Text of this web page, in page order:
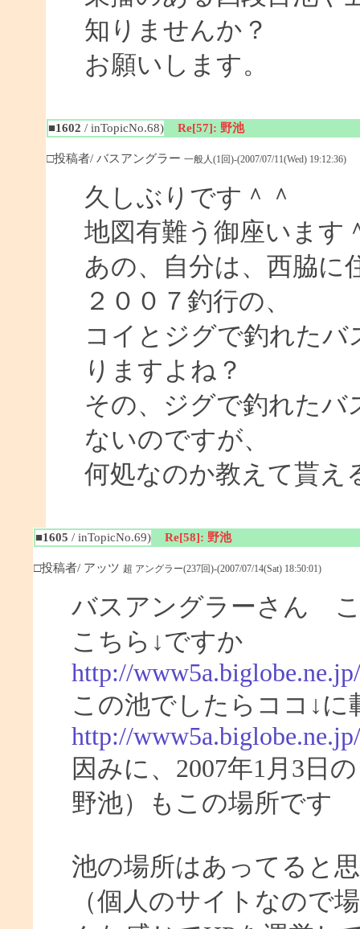
知りませんか？
お願いします。
■1602 / inTopicNo.68) Re[57]: 野池
□投稿者/ バスアングラー 一般人(1回)-(2007/07/11(Wed) 19:12:36)
久しぶりです＾＾
地図有難う御座います
あの、自分は、西脇に
２００７釣行の、
コイとジグで釣れたバ
りますよね？
その、ジグで釣れたバ
ないのですが、
何処なのか教えて貰え
■1605 / inTopicNo.69) Re[58]: 野池
□投稿者/ アッツ 超 アングラー(237回)-(2007/07/14(Sat) 18:50:01)
バスアングラーさん
こちら↓ですか
http://
この池でしたらココ↓に
http://
因みに、2007年1月3日
野池）もこの場所です
池の場所はあってると
（個人のサイトなので